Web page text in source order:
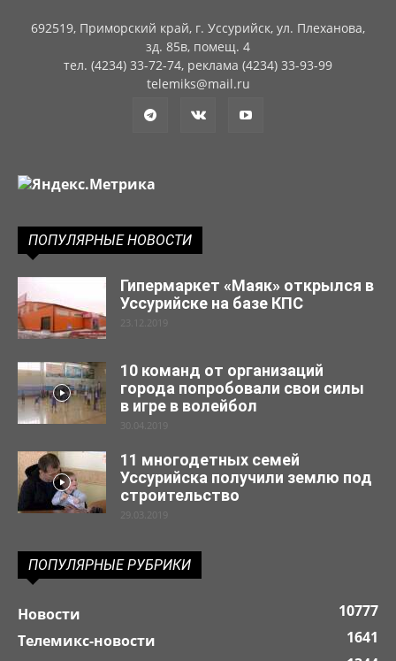
692519, Приморский край, г. Уссурийск, ул. Плеханова,
зд. 85в, помещ. 4
тел. (4234) 33-72-74, реклама (4234) 33-93-99
telemiks@mail.ru
ПОПУЛЯРНЫЕ НОВОСТИ
Гипермаркет «Маяк» открылся в
Уссурийске на базе КПС
23.12.2019
10 команд от организаций
города попробовали свои силы
в игре в волейбол
30.04.2019
11 многодетных семей
Уссурийска получили землю под
строительство
29.03.2019
ПОПУЛЯРНЫЕ РУБРИКИ
Новости
10777
Телемикс-новости
1641